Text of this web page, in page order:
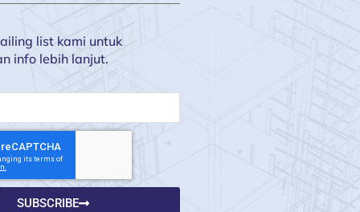
list kami untuk
info lebih lanjut.
SUBSCRIBE